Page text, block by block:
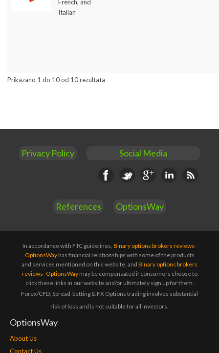
French, and
Italian
Prikazano 1 do 10 od 10 rezultata
Privacy Policy Social Media
FacebookTwitter Google+ Linkedin RSS
References OptionsWay
In accordance with FTC guidelines, Binary options brokers reviews-
OptionsWayhas financial relationships with some of the products
and services mentioned on this website, and Binary options brokers
reviews- OptionsWaymay be compensated if consumers choose to
click these links in our website and/or ultimately sign up for them.
Forex/CFD, Spread-betting & FX Options trading involves substantial
risk of loss and is not suitable for all investors.
OptionsWay
About Us
Contact Us